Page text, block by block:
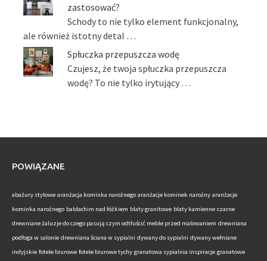
zastosować?
Schody to nie tylko element funkcjonalny,
ale również istotny detal …
Spłuczka przepuszcza wodę
Czujesz, że twoja spłuczka przepuszcza
wodę? To nie tylko irytujący …
POWIĄZANE
abażury stylowe aranżacja kominka narożnego aranżacje kominek narożny aranżacje
kominka narożnego baldachim nad łóżkiem blaty granitowe blaty kamienne czarne
drewniane żaluzje do czego pasują czym odtłuścić meble przed malowaniem drewniana
podłoga w salonie drewniana ściana w sypialni dywany do sypialni dywany wełniane
indyjskie fotele biurowe fotele biurowe tychy granatowa sypialnia inspiracje granatowe